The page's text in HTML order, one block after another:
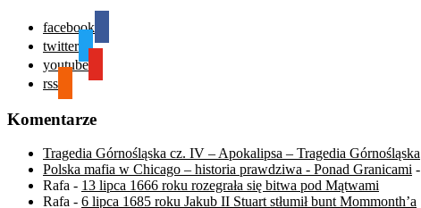
facebook
twitter
youtube
rss
Komentarze
Tragedia Górnośląska cz. IV – Apokalipsa – Tragedia Górnośląska
Polska mafia w Chicago – historia prawdziwa - Ponad Granicami -
Rafa - 13 lipca 1666 roku rozegrała się bitwa pod Mątwami
Rafa - 6 lipca 1685 roku Jakub II Stuart stłumił bunt Mommonth’a